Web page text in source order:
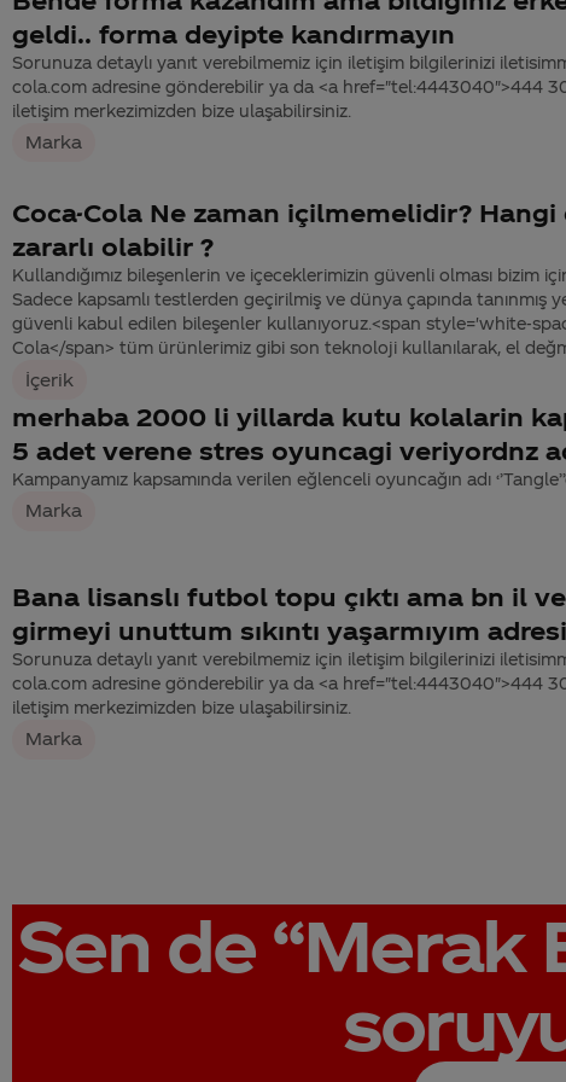
geldi.. forma deyipte kandırmayın
Sorunuza detaylı yanıt verebilmemiz için iletişim bilgilerinizi
cola.com adresine gönderebilir ya da <a href="tel:4443040">444
iletişim merkezimizden bize ulaşabilirsiniz.
Marka
Coca-Cola Ne zaman içilmemelidir?
zararlı olabilir ?
Kullandığımız bileşenlerin ve içeceklerimizin güvenli olması bizim
Sadece kapsamlı testlerden geçirilmiş ve dünya çapında tanınmış
güvenli kabul edilen bileşenler kullanıyoruz.<span style='white-
Cola</span> tüm ürünlerimiz gibi son teknoloji kullanılarak, el
İçerik
merhaba 2000 li yillarda kutu kolalarin
5 adet verene stres oyuncagi veriyordnz
Kampanyamız kapsamında verilen eğlenceli oyuncağın adı
Marka
Bana lisanslı futbol topu çıktı ama bn il
girmeyi unuttum sıkıntı yaşarmıyım
Sorunuza detaylı yanıt verebilmemiz için iletişim bilgilerinizi
cola.com adresine gönderebilir ya da <a href="tel:4443040">444
iletişim merkezimizden bize ulaşabilirsiniz.
Marka
Sen de “Merak